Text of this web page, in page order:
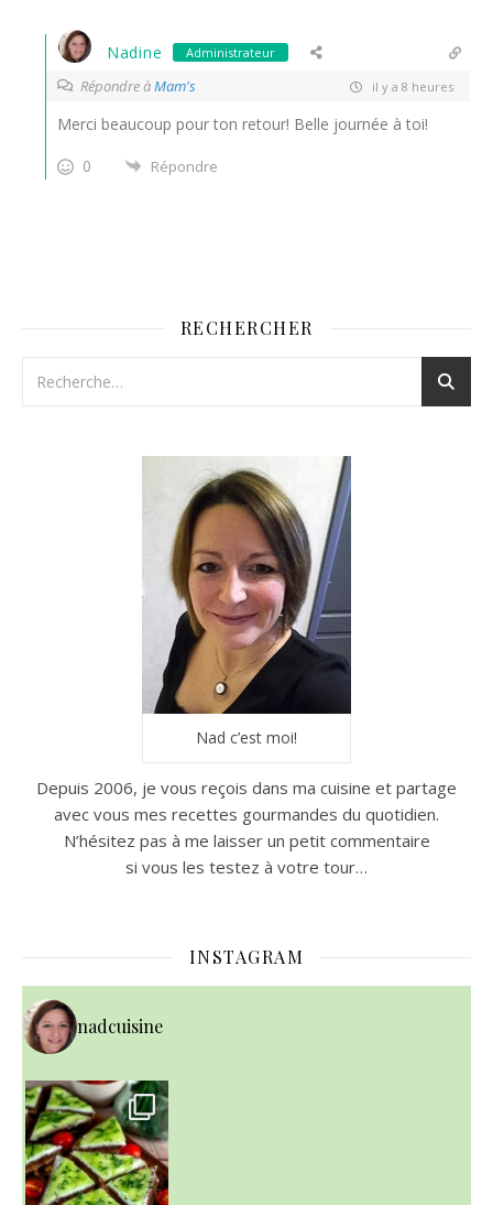
Nadine Administrateur
Répondre àMam's il y a 8 heures
Merci beaucoup pour ton retour! Belle journée à toi!
0
Répondre
RECHERCHER
Nad c’est moi!
Depuis 2006, je vous reçois dans ma cuisine et partage
avec vous mes recettes gourmandes du quotidien.
N’hésitez pas à me laisser un petit commentaire
si vous les testez à votre tour…
INSTAGRAM
nadcuisine